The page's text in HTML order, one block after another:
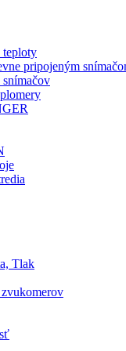
teploty
pripojeným
Tlak